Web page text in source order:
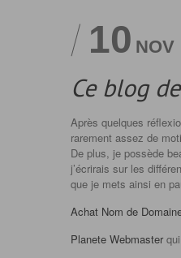
10 NOV
Ce blog
Après quelques
rarement assez de
De plus, je possède
j’écrirais sur les
que je mets ainsi en
Achat Nom de
Planete Webmaster